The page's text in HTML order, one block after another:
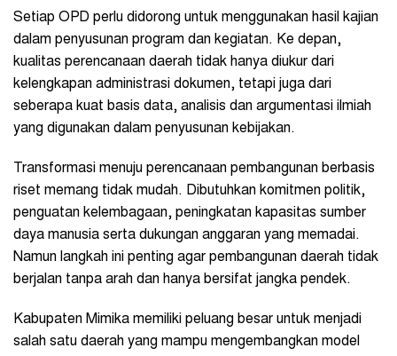
Setiap OPD perlu didorong untuk menggunakan hasil kajian
dalam penyusunan program dan kegiatan. Ke depan,
kualitas perencanaan daerah tidak hanya diukur dari
kelengkapan administrasi dokumen, tetapi juga dari
seberapa kuat basis data, analisis dan argumentasi ilmiah
yang digunakan dalam penyusunan kebijakan.
Transformasi menuju perencanaan pembangunan berbasis
riset memang tidak mudah. Dibutuhkan komitmen politik,
penguatan kelembagaan, peningkatan kapasitas sumber
daya manusia serta dukungan anggaran yang memadai.
Namun langkah ini penting agar pembangunan daerah tidak
berjalan tanpa arah dan hanya bersifat jangka pendek.
Kabupaten Mimika memiliki peluang besar untuk menjadi
salah satu daerah yang mampu mengembangkan model